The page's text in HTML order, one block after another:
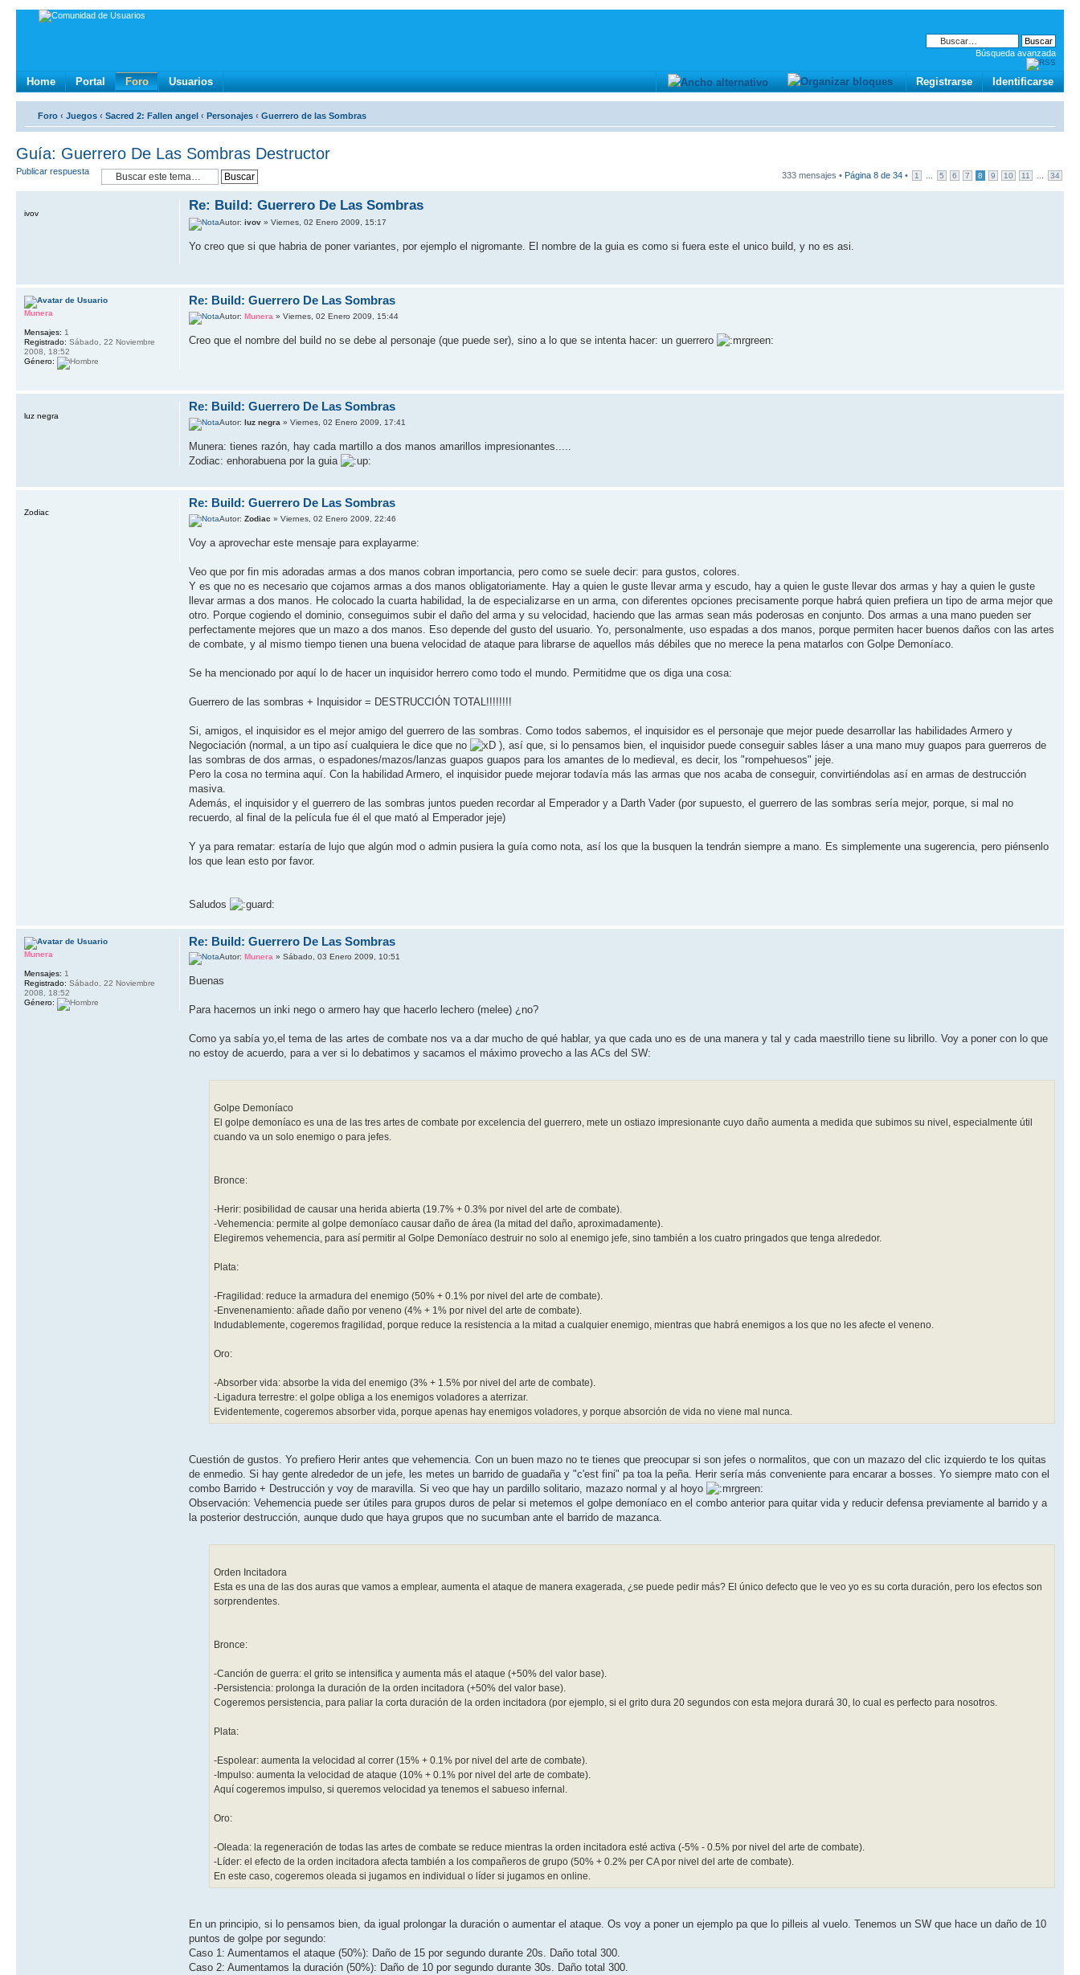
Búsqueda avanzada
Home Portal Foro Usuarios Identificarse
Registrarse
Foro ‹ Juegos ‹ Sacred 2: Fallen angel ‹ Personajes ‹ Guerrero de las Sombras
Guía: Guerrero De Las Sombras Destructor
Publicar respuesta 333 mensajes • Página 8 de 34 • 1 5 6 7 8 9 10 11 34
Re: Build: Guerrero De Las Sombras
Autor:ivov » Viernes, 02 Enero 2009, 15:17
Yo creo que si que habria de poner variantes, por ejemplo el nigromante. El nombre de la guia es como si fuera este el unico build, y no es asi.
ivov
Re: Build: Guerrero De Las Sombras
Autor:Munera » Viernes, 02 Enero 2009, 15:44
Creo que el nombre del build no se debe al personaje (que puede ser), sino a lo que se intenta hacer: un guerrero
Munera
Mensajes: 1
Registrado: Sábado, 22 Noviembre
2008, 18:52
Género:
Re: Build: Guerrero De Las Sombras
Autor:luz negra » Viernes, 02 Enero 2009, 17:41
Munera: tienes razón, hay cada martillo a dos manos amarillos impresionantes.....
Zodiac: enhorabuena por la guia
luz negra
Re: Build: Guerrero De Las Sombras
Autor:Zodiac » Viernes, 02 Enero 2009, 22:46
Voy a aprovechar este mensaje para explayarme:
Veo que por fin mis adoradas armas a dos manos cobran importancia, pero como se suele decir: para gustos, colores.
Y es que no es necesario que cojamos armas a dos manos obligatoriamente. Hay a quien le guste llevar arma y escudo, hay a quien le guste llevar dos armas y hay a quien le guste
llevar armas a dos manos. He colocado la cuarta habilidad, la de especializarse en un arma, con diferentes opciones precisamente porque habrá quien prefiera un tipo de arma mejor que
otro. Porque cogiendo el dominio, conseguimos subir el daño del arma y su velocidad, haciendo que las armas sean más poderosas en conjunto. Dos armas a una mano pueden ser
perfectamente mejores que un mazo a dos manos. Eso depende del gusto del usuario. Yo, personalmente, uso espadas a dos manos, porque permiten hacer buenos daños con las artes
de combate, y al mismo tiempo tienen una buena velocidad de ataque para librarse de aquellos más débiles que no merece la pena matarlos con Golpe Demoníaco.
Se ha mencionado por aquí lo de hacer un inquisidor herrero como todo el mundo. Permitidme que os diga una cosa:
Guerrero de las sombras + Inquisidor = DESTRUCCIÓN TOTAL!!!!!!!!
Si, amigos, el inquisidor es el mejor amigo del guerrero de las sombras. Como todos sabemos, el inquisidor es el personaje que mejor puede desarrollar las habilidades Armero y
Negociación (normal, a un tipo así cualquiera le dice que no
), así que, si lo pensamos bien, el inquisidor puede conseguir sables láser a una mano muy guapos para guerreros de
las sombras de dos armas, o espadones/mazos/lanzas guapos guapos para los amantes de lo medieval, es decir, los "rompehuesos" jeje.
Pero la cosa no termina aquí. Con la habilidad Armero, el inquisidor puede mejorar todavía más las armas que nos acaba de conseguir, convirtiéndolas así en armas de destrucción
masiva.
Además, el inquisidor y el guerrero de las sombras juntos pueden recordar al Emperador y a Darth Vader (por supuesto, el guerrero de las sombras sería mejor, porque, si mal no
recuerdo, al final de la película fue él el que mató al Emperador jeje)
Y ya para rematar: estaría de lujo que algún mod o admin pusiera la guía como nota, así los que la busquen la tendrán siempre a mano. Es simplemente una sugerencia, pero piénsenlo
los que lean esto por favor.
Saludos
Zodiac
Re: Build: Guerrero De Las Sombras
Autor:Munera » Sábado, 03 Enero 2009, 10:51
Buenas
Para hacernos un inki nego o armero hay que hacerlo lechero (melee) ¿no?
Como ya sabía yo,el tema de las artes de combate nos va a dar mucho de qué hablar, ya que cada uno es de una manera y tal y cada maestrillo tiene su librillo. Voy a poner con lo que
no estoy de acuerdo, para a ver si lo debatimos y sacamos el máximo provecho a las ACs del SW:
Golpe Demoníaco
El golpe demoníaco es una de las tres artes de combate por excelencia del guerrero, mete un ostiazo impresionante cuyo daño aumenta a medida que subimos su nivel, especialmente útil
cuando va un solo enemigo o para jefes.
Bronce:
-Herir: posibilidad de causar una herida abierta (19.7% + 0.3% por nivel del arte de combate).
-Vehemencia: permite al golpe demoníaco causar daño de área (la mitad del daño, aproximadamente).
Elegiremos vehemencia, para así permitir al Golpe Demoníaco destruir no solo al enemigo jefe, sino también a los cuatro pringados que tenga alrededor.
Plata:
-Fragilidad: reduce la armadura del enemigo (50% + 0.1% por nivel del arte de combate).
-Envenenamiento: añade daño por veneno (4% + 1% por nivel del arte de combate).
Indudablemente, cogeremos fragilidad, porque reduce la resistencia a la mitad a cualquier enemigo, mientras que habrá enemigos a los que no les afecte el veneno.
Oro:
-Absorber vida: absorbe la vida del enemigo (3% + 1.5% por nivel del arte de combate).
-Ligadura terrestre: el golpe obliga a los enemigos voladores a aterrizar.
Evidentemente, cogeremos absorber vida, porque apenas hay enemigos voladores, y porque absorción de vida no viene mal nunca.
Cuestión de gustos. Yo prefiero Herir antes que vehemencia. Con un buen mazo no te tienes que preocupar si son jefes o normalitos, que con un mazazo del clic izquierdo te los quitas
de enmedio. Si hay gente alrededor de un jefe, les metes un barrido de guadaña y "c'est fini" pa toa la peña. Herir sería más conveniente para encarar a bosses. Yo siempre mato con el
combo Barrido + Destrucción y voy de maravilla. Si veo que hay un pardillo solitario, mazazo normal y al hoyo
Observación: Vehemencia puede ser útiles para grupos duros de pelar si metemos el golpe demoníaco en el combo anterior para quitar vida y reducir defensa previamente al barrido y a
la posterior destrucción, aunque dudo que haya grupos que no sucumban ante el barrido de mazanca.
Orden Incitadora
Esta es una de las dos auras que vamos a emplear, aumenta el ataque de manera exagerada, ¿se puede pedir más? El único defecto que le veo yo es su corta duración, pero los efectos son
sorprendentes.
Bronce:
-Canción de guerra: el grito se intensifica y aumenta más el ataque (+50% del valor base).
-Persistencia: prolonga la duración de la orden incitadora (+50% del valor base).
Cogeremos persistencia, para paliar la corta duración de la orden incitadora (por ejemplo, si el grito dura 20 segundos con esta mejora durará 30, lo cual es perfecto para nosotros.
Plata:
-Espolear: aumenta la velocidad al correr (15% + 0.1% por nivel del arte de combate).
-Impulso: aumenta la velocidad de ataque (10% + 0.1% por nivel del arte de combate).
Aquí cogeremos impulso, si queremos velocidad ya tenemos el sabueso infernal.
Oro:
-Oleada: la regeneración de todas las artes de combate se reduce mientras la orden incitadora esté activa (-5% - 0.5% por nivel del arte de combate).
-Líder: el efecto de la orden incitadora afecta también a los compañeros de grupo (50% + 0.2% per CA por nivel del arte de combate).
En este caso, cogeremos oleada si jugamos en individual o líder si jugamos en online.
En un principio, si lo pensamos bien, da igual prolongar la duración o aumentar el ataque. Os voy a poner un ejemplo pa que lo pilleis al vuelo. Tenemos un SW que hace un daño de 10
puntos de golpe por segundo:
Caso 1: Aumentamos el ataque (50%): Daño de 15 por segundo durante 20s. Daño total 300.
Caso 2: Aumentamos la duración (50%): Daño de 10 por segundo durante 30s. Daño total 300.
Munera
Mensajes: 1
Registrado: Sábado, 22 Noviembre
2008, 18:52
Género: